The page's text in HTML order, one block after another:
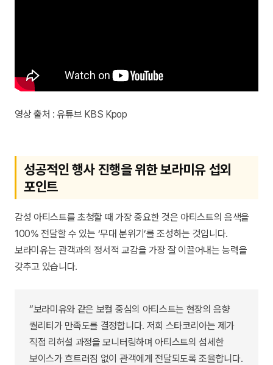
영상 출처 : 유튜브 KBS Kpop
성공적인 행사 진행을 위한 보라미유 섭외
포인트
감성 아티스트를 초청할 때 가장 중요한 것은 아티스트의 음색을
100% 전달할 수 있는 ‘무대 분위기’를 조성하는 것입니다.
보라미유는 관객과의 정서적 교감을 가장 잘 이끌어내는 능력을
갖추고 있습니다.
“보라미유와 같은 보컬 중심의 아티스트는 현장의 음향
퀄리티가 만족도를 결정합니다. 저희 스타코리아는 제가
직접 리허설 과정을 모니터링하며 아티스트의 섬세한
보이스가 흐트러짐 없이 관객에게 전달되도록 조율합니다.